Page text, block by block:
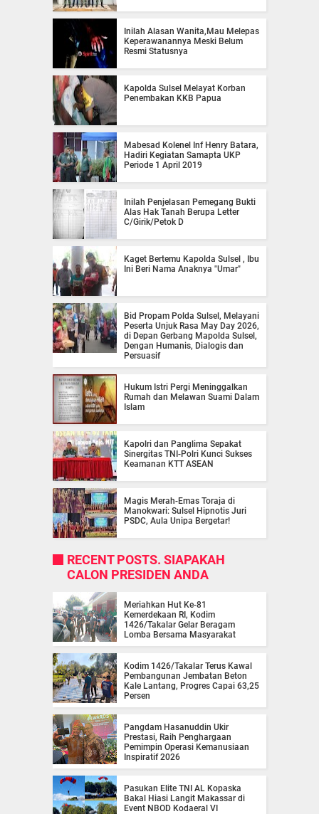
Inilah Alasan Wanita,Mau Melepas
Keperawanannya Meski Belum
Resmi Statusnya
Kapolda Sulsel Melayat Korban
Penembakan KKB Papua
Mabesad Kolenel Inf Henry Batara,
Hadiri Kegiatan Samapta UKP
Periode 1 April 2019
Inilah Penjelasan Pemegang Bukti
Alas Hak Tanah Berupa Letter
C/Girik/Petok D
Kaget Bertemu Kapolda Sulsel , Ibu
Ini Beri Nama Anaknya "Umar"
Bid Propam Polda Sulsel, Melayani
Peserta Unjuk Rasa May Day 2026,
di Depan Gerbang Mapolda Sulsel,
Dengan Humanis, Dialogis dan
Persuasif
Hukum Istri Pergi Meninggalkan
Rumah dan Melawan Suami Dalam
Islam
Kapolri dan Panglima Sepakat
Sinergitas TNI-Polri Kunci Sukses
Keamanan KTT ASEAN
Magis Merah-Emas Toraja di
Manokwari: Sulsel Hipnotis Juri
PSDC, Aula Unipa Bergetar!
RECENT POSTS. SIAPAKAH
CALON PRESIDEN ANDA
Meriahkan Hut Ke-81
Kemerdekaan RI, Kodim
1426/Takalar Gelar Beragam
Lomba Bersama Masyarakat
Kodim 1426/Takalar Terus Kawal
Pembangunan Jembatan Beton
Kale Lantang, Progres Capai 63,25
Persen
Pangdam Hasanuddin Ukir
Prestasi, Raih Penghargaan
Pemimpin Operasi Kemanusiaan
Inspiratif 2026
Pasukan Elite TNI AL Kopaska
Bakal Hiasi Langit Makassar di
Event NBOD Kodaeral VI